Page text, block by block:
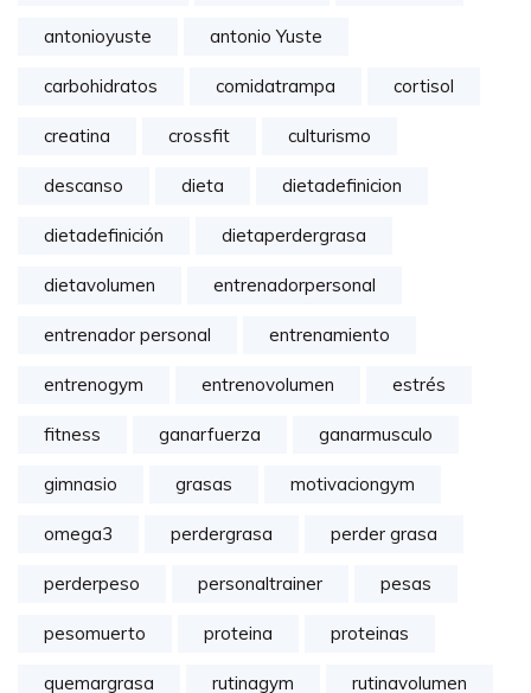
antonioyuste antonio Yuste
carbohidratos comidatrampa cortisol
creatina crossfit culturismo
descanso dieta dietadefinicion
dietadefinición dietaperdergrasa
dietavolumen entrenadorpersonal
entrenador personal entrenamiento
entrenogym entrenovolumen estrés
fitness ganarfuerza ganarmusculo
gimnasio grasas motivaciongym
omega3 perdergrasa perder grasa
perderpeso personaltrainer pesas
pesomuerto proteina proteinas
quemargrasa rutinagym rutinavolumen